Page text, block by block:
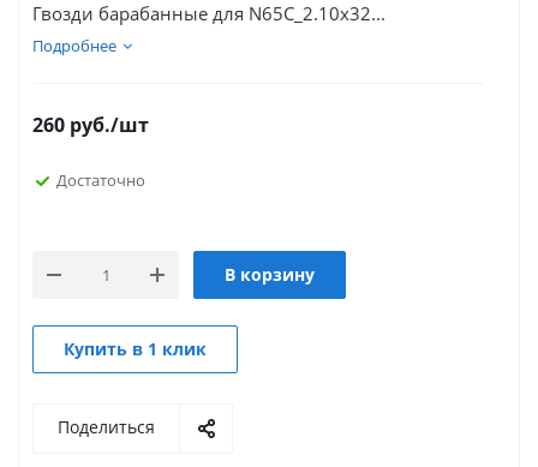
Гвозди барабанные для N65C_2.10x32...
Подробнее
260 руб./шт
Достаточно
В корзину
Купить в 1 клик
Поделиться